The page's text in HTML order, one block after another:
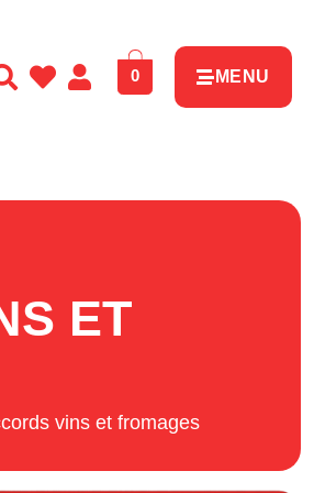
0 MENU
ET
vins et fromages